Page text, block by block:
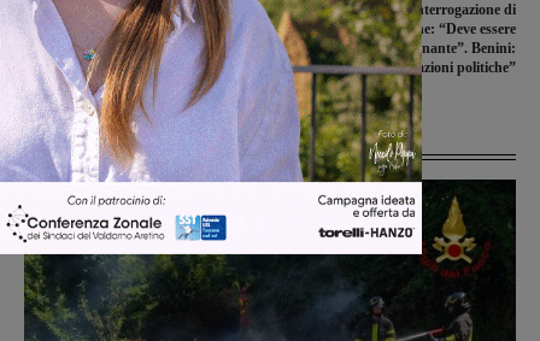
Chiassai porta il modello della Cer
Valdarno agli Stati generali della
Green Economy di Rimini
Stazione di Bucine, interrogazione di
M5S in Regione: “Deve essere
accogliente e funzionante”. Benini:
“Ben vengano nuove azioni politiche”
Ultime Notizie